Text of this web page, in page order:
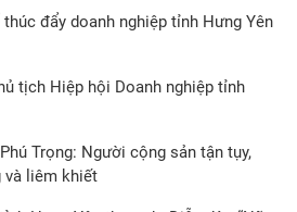
đẩy doanh nghiệp tỉnh Hưng Yên
tịch Hiệp hội Doanh nghiệp tỉnh
Trọng: Người cộng sản tận tụy,
và liêm khiết